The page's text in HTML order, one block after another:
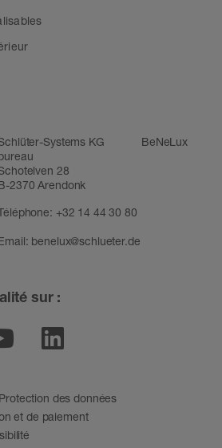
Systems KG BeNeLux
28
2370 Arendonk
+32 14 44 30 80
benelux@schlueter.de
sur :
YoutubeLinkedin
Protection des données
et de paiement